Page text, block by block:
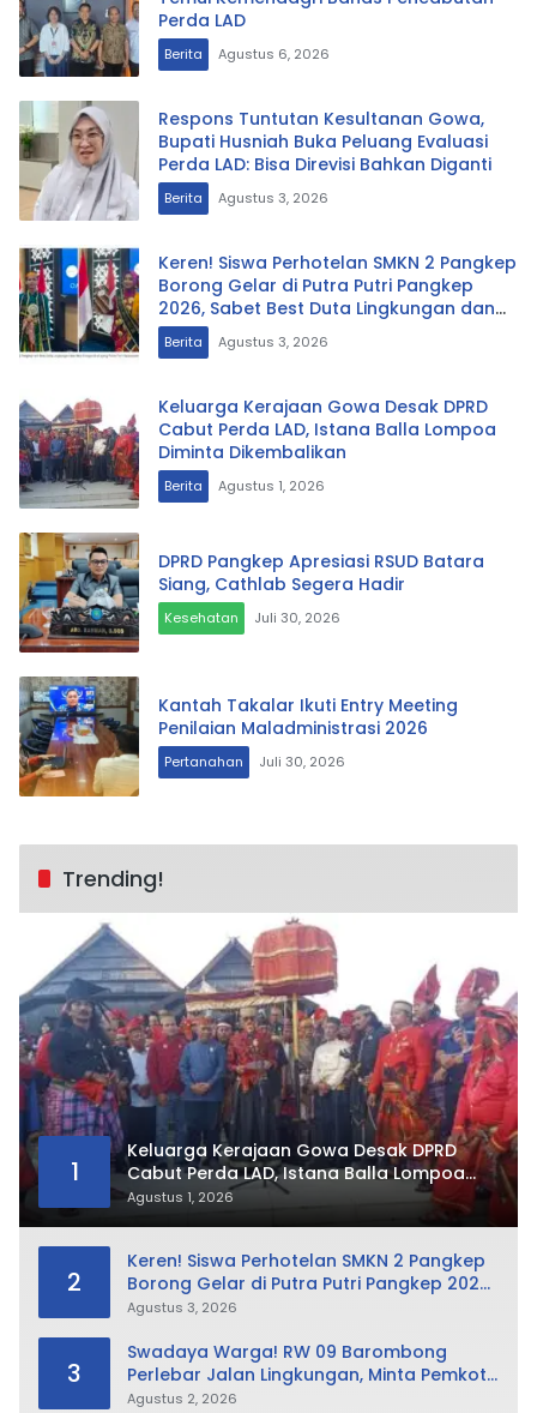
Perda LAD
Berita Agustus 6, 2026
Respons Tuntutan Kesultanan Gowa,
Bupati Husniah Buka Peluang Evaluasi
Perda LAD: Bisa Direvisi Bahkan Diganti
Berita Agustus 3, 2026
Keren! Siswa Perhotelan SMKN 2 Pangkep
Borong Gelar di Putra Putri Pangkep
2026, Sabet Best Duta Lingkungan dan
Fotogenik
Berita Agustus 3, 2026
Keluarga Kerajaan Gowa Desak DPRD
Cabut Perda LAD, Istana Balla Lompoa
Diminta Dikembalikan
Berita Agustus 1, 2026
DPRD Pangkep Apresiasi RSUD Batara
Siang, Cathlab Segera Hadir
Kesehatan Juli 30, 2026
Kantah Takalar Ikuti Entry Meeting
Penilaian Maladministrasi 2026
Pertanahan Juli 30, 2026
Trending!
1
Keluarga Kerajaan Gowa Desak DPRD
Cabut Perda LAD, Istana Balla Lompoa
Diminta Dikembalikan
Agustus 1, 2026
2
Keren! Siswa Perhotelan SMKN 2 Pangkep
Borong Gelar di Putra Putri Pangkep 2026,
Sabet Best Duta Lingkungan dan
Agustus 3, 2026
3
Swadaya Warga! RW 09 Barombong
Perlebar Jalan Lingkungan, Minta Pemkot
Tak Hanya Fokus Urusan Sampah
Agustus 2, 2026